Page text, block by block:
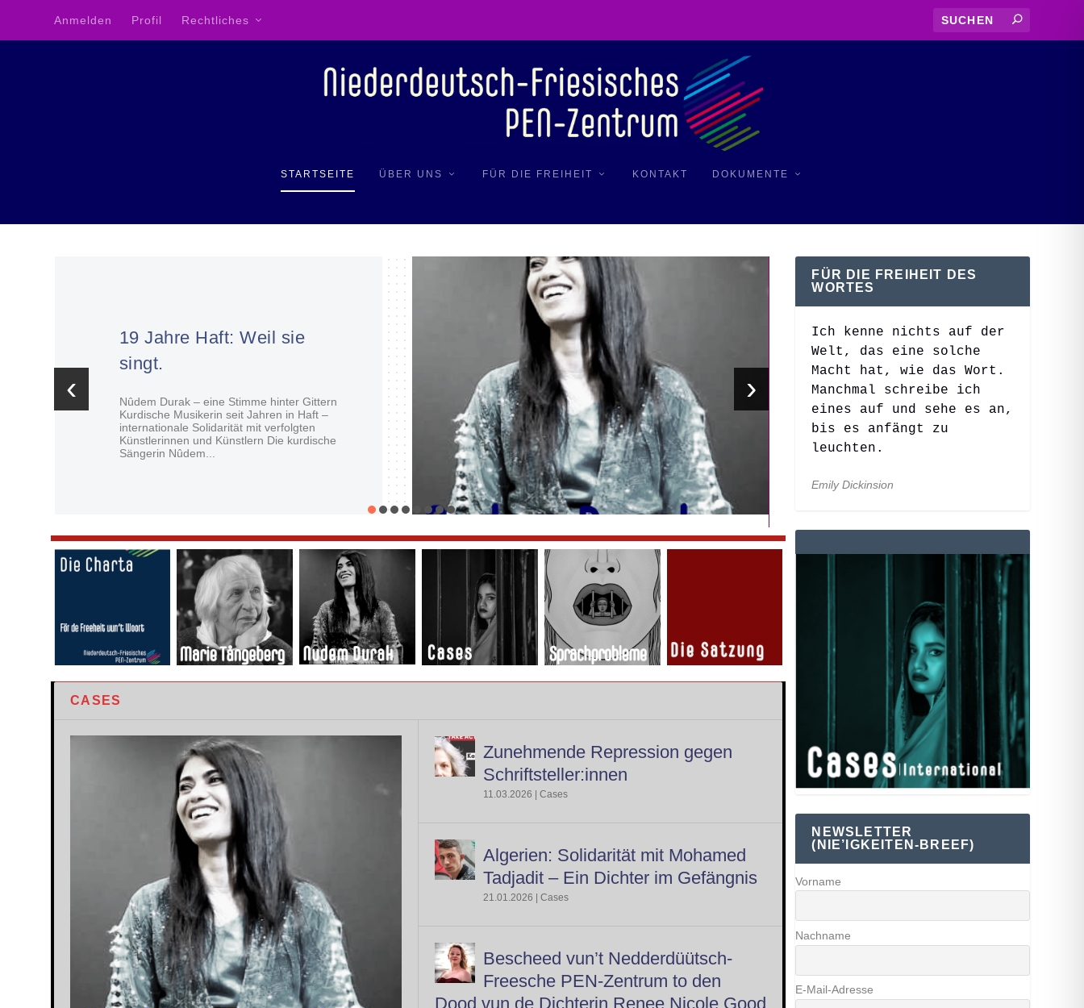
Anmelden Profil Rechtliches
STARTSEITE ÜBER UNS FÜR DIE FREIHEIT KONTAKT DOKUMENTE
19 Jahre Haft: Weil sie
singt.
Nûdem Durak – eine Stimme hinter Gittern
Kurdische Musikerin seit Jahren in Haft –
internationale Solidarität mit verfolgten
Künstlerinnen und Künstlern Die kurdische
Sängerin Nûdem...
Zunehmende Repression
gegen Schriftsteller:innen
Belarus: Schriftstellerin Valeryja Kaściuhova
zu zehn Jahren Haft verurteilt –
zunehmender Druck auf Autorinnen und
Autoren Die belarussische Schriftstellerin,
Herausgeberin und Politikwissenschaftlerin
‹ ›
CASES
Zunehmende Repression gegen
Schriftsteller:innen
11.03.2026 Cases
Algerien: Solidarität mit Mohamed
Tadjadit – Ein Dichter im Gefängnis
21.01.2026 Cases
Bescheed vun’t Nedderdüütsch-
Freesche PEN-Zentrum to den
Dood vun de Dichterin Renee Nicole Good
FÜR DIE FREIHEIT DES
WORTES
Ich kenne nichts auf der
Welt, das eine solche
Macht hat, wie das Wort.
Manchmal schreibe ich
eines auf und sehe es an,
bis es anfängt zu
leuchten.
Emily Dickinsion
NEWSLETTER
(NIE’IGKEITEN-BREEF)
Vorname
Nachname
E-Mail-Adresse